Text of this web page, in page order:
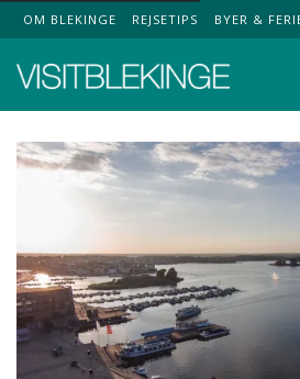
Top Menu
OM BLEKINGE REJSETIPS BYER &